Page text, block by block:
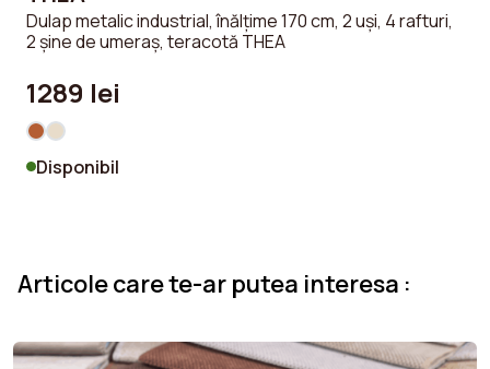
Dulap metalic industrial, înălțime 170 cm, 2 uși, 4 rafturi,
2 șine de umeraș, teracotă THEA
1289 lei
Disponibil
Articole care te-ar putea interesa :